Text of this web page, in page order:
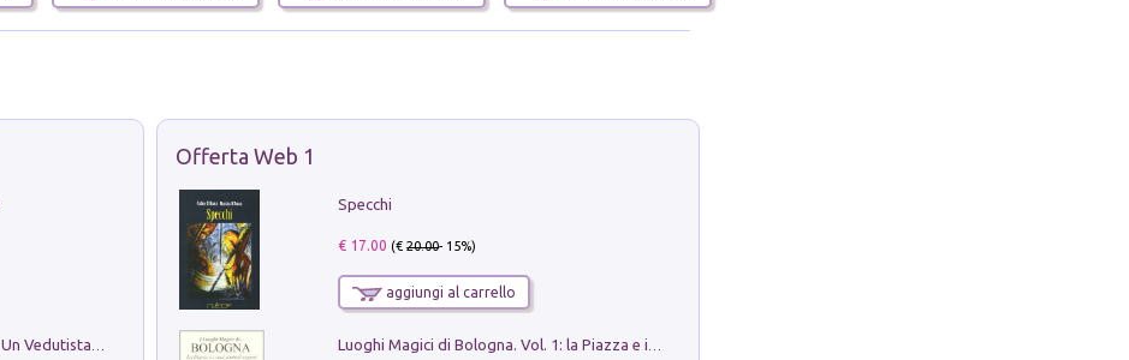
Offerta Web 1
Specchi
€ 17.00 (€20.00- 15%)
aggiungi al carrello